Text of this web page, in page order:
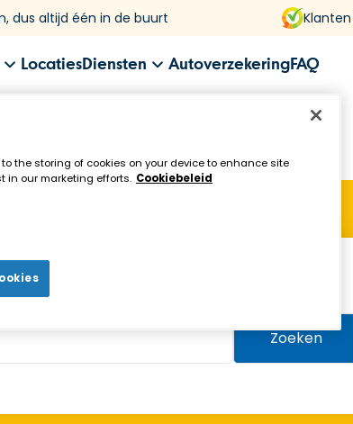
dus altijd één in de buurt
LocatiesDiensten AutoverzekeringFAQ
Zoeken
to the storing of cookies on your device to enhance site
in our marketing efforts. Cookiebeleid